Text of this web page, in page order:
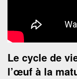
Le cycle de
l’œuf à la